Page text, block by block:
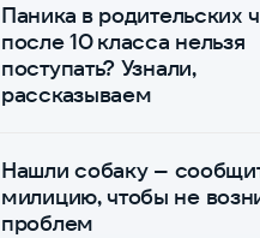
Паника в родительских
после 10 класса нельзя
поступать? Узнали,
рассказываем
Нашли собаку –
милицию, чтобы не
проблем